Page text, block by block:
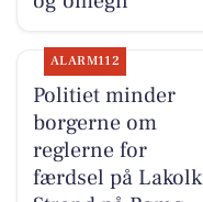
ALARM112
Politiet minder
borgerne om
reglerne for
færdsel på Lakolk